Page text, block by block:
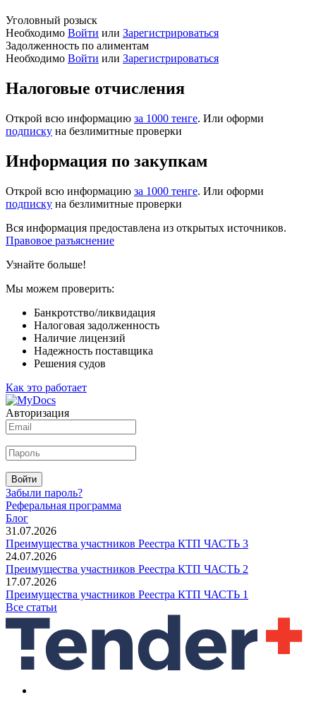
Уголовный розыск
Необходимо Войти или Зарегистрироваться
Задолженность по алиментам
Необходимо Войти или Зарегистрироваться
Налоговые отчисления
Открой всю информацию за 1000 тенге. Или оформи
подписку на безлимитные проверки
Информация по закупкам
Открой всю информацию за 1000 тенге. Или оформи
подписку на безлимитные проверки
Вся информация предоставлена из открытых источников.
Правовое разъяснение
Узнайте больше!
Мы можем проверить:
Банкротство/ликвидация
Налоговая задолженность
Наличие лицензий
Надежность поставщика
Решения судов
Как это работает
Авторизация
Войти
Забыли пароль?
Реферальная программа
Блог
31.07.2026
Преимущества участников Реестра КТП ЧАСТЬ 3
24.07.2026
Преимущества участников Реестра КТП ЧАСТЬ 2
17.07.2026
Преимущества участников Реестра КТП ЧАСТЬ 1
Все статьи